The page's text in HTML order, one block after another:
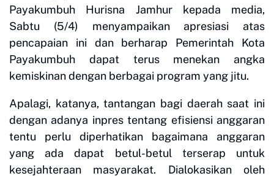
Payakumbuh Hurisna Jamhur kepada media,
Sabtu (5/4) menyampaikan apresiasi atas
pencapaian ini dan berharap Pemerintah Kota
Payakumbuh dapat terus menekan angka
kemiskinan dengan berbagai program yang jitu.
Apalagi, katanya, tantangan bagi daerah saat ini
dengan adanya inpres tentang efisiensi anggaran
tentu perlu diperhatikan bagaimana anggaran
yang ada dapat betul-betul terserap untuk
kesejahteraan masyarakat. Dialokasikan oleh